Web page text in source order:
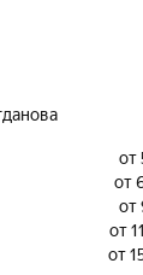
от
от
от
от
от